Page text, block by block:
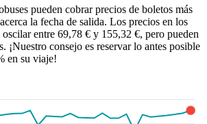
pueden cobrar precios de boletos más
la fecha de salida. Los precios en los
entre 69,78 € y 155,32 €, pero pueden
¡Nuestro consejo es reservar lo antes posible
en su viaje!